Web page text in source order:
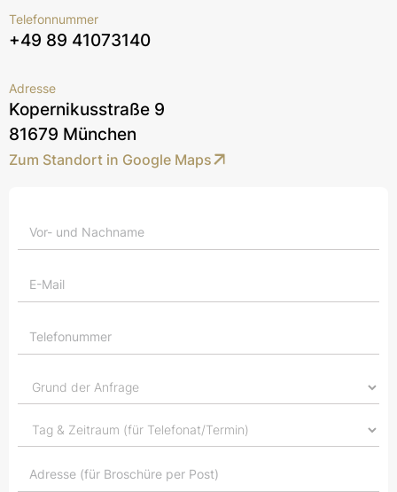
Telefonnummer
+49 89 41073140
Adresse
Kopernikusstraße 9
81679 München
Zum Standort in Google Maps